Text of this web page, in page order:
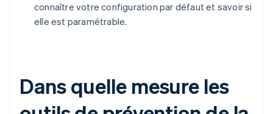
connaître votre configuration par défaut et savoir si
elle est paramétrable.
Dans quelle mesure les